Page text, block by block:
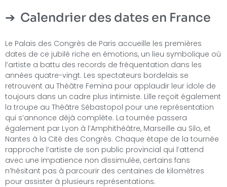
Calendrier des dates en France
Le Palais des Congrès de Paris accueille les premières
dates de ce jubilé riche en émotions, un lieu symbolique où
l’artiste a battu des records de fréquentation dans les
années quatre-vingt. Les spectateurs bordelais se
retrouvent au Théâtre Femina pour applaudir leur idole de
toujours dans un cadre plus intimiste. Lille reçoit également
la troupe au Théâtre Sébastopol pour une représentation
qui s’annonce déjà complète. La tournée passera
également par Lyon à l’Amphithéâtre, Marseille au Silo, et
Nantes à la Cité des Congrès. Chaque étape de la tournée
rapproche l’artiste de son public provincial qui l’attend
avec une impatience non dissimulée, certains fans
n’hésitant pas à parcourir des centaines de kilomètres
pour assister à plusieurs représentations.